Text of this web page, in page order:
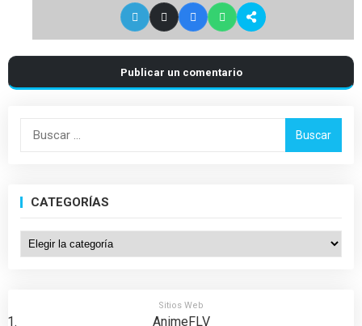
Publicar un comentario
Buscar:
CATEGORÍAS
Categorías
Sitios Web
AnimeFLV